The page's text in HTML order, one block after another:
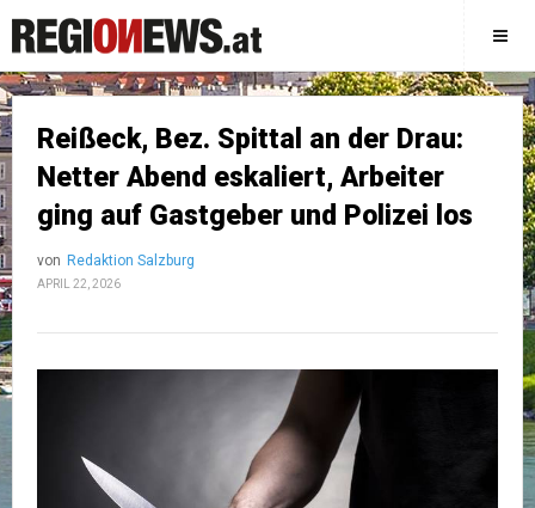
Reißeck, Bez. Spittal an der Drau:
Netter Abend eskaliert, Arbeiter
ging auf Gastgeber und Polizei los
von Redaktion Salzburg
APRIL 22, 2026